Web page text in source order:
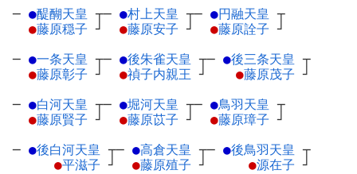
─ ●醍醐天皇 ┬
●藤原穏子 ┘
─ ●村上天皇 ┬
●藤原安子 ┘
─ ●円融天皇 ┬
●藤原詮子 ┘
─ ●一条天皇 ┬
●藤原彰子 ┘
─ ●後朱雀天皇 ┬
●禎子内親王 ┘
─ ●後三条天皇 ┬
●藤原茂子 ┘
─ ●白河天皇 ┬
●藤原賢子 ┘
─ ●堀河天皇 ┬
●藤原苡子 ┘
─ ●鳥羽天皇 ┬
●藤原璋子 ┘
─ ●後白河天皇 ┬
●平滋子 ┘
─ ●高倉天皇 ┬
●藤原殖子 ┘
─ ●後鳥羽天皇 ┬
●源在子 ┘